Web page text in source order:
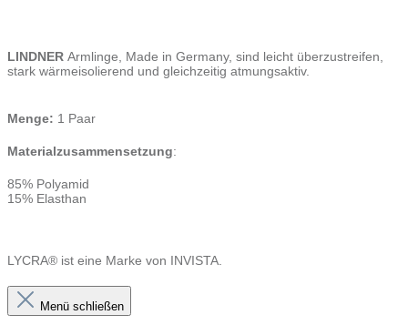
LINDNER Armlinge, Made in Germany, sind leicht überzustreifen,
stark wärmeisolierend und gleichzeitig atmungsaktiv.
Menge: 1 Paar
Materialzusammensetzung:
85% Polyamid
15% Elasthan
LYCRA® ist eine Marke von INVISTA.
Menü schließen